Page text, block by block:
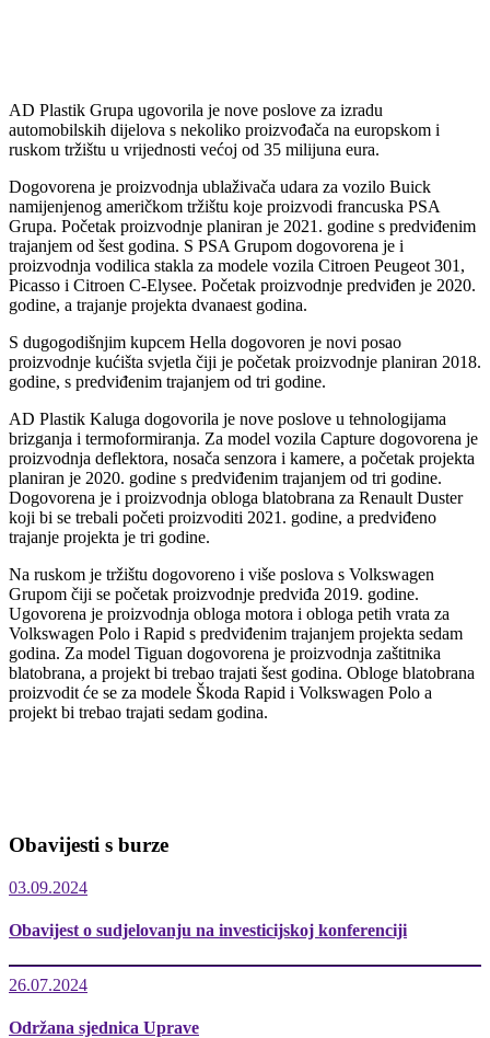
AD Plastik Grupa ugovorila je nove poslove za izradu
automobilskih dijelova s nekoliko proizvođača na europskom i
ruskom tržištu u vrijednosti većoj od 35 milijuna eura.
Dogovorena je proizvodnja ublaživača udara za vozilo Buick
namijenjenog američkom tržištu koje proizvodi francuska PSA
Grupa. Početak proizvodnje planiran je 2021. godine s predviđenim
trajanjem od šest godina. S PSA Grupom dogovorena je i
proizvodnja vodilica stakla za modele vozila Citroen Peugeot 301,
Picasso i Citroen C-Elysee. Početak proizvodnje predviđen je 2020.
godine, a trajanje projekta dvanaest godina.
S dugogodišnjim kupcem Hella dogovoren je novi posao
proizvodnje kućišta svjetla čiji je početak proizvodnje planiran 2018.
godine, s predviđenim trajanjem od tri godine.
AD Plastik Kaluga dogovorila je nove poslove u tehnologijama
brizganja i termoformiranja. Za model vozila Capture dogovorena je
proizvodnja deflektora, nosača senzora i kamere, a početak projekta
planiran je 2020. godine s predviđenim trajanjem od tri godine.
Dogovorena je i proizvodnja obloga blatobrana za Renault Duster
koji bi se trebali početi proizvoditi 2021. godine, a predviđeno
trajanje projekta je tri godine.
Na ruskom je tržištu dogovoreno i više poslova s Volkswagen
Grupom čiji se početak proizvodnje predviđa 2019. godine.
Ugovorena je proizvodnja obloga motora i obloga petih vrata za
Volkswagen Polo i Rapid s predviđenim trajanjem projekta sedam
godina. Za model Tiguan dogovorena je proizvodnja zaštitnika
blatobrana, a projekt bi trebao trajati šest godina. Obloge blatobrana
proizvodit će se za modele Škoda Rapid i Volkswagen Polo a
projekt bi trebao trajati sedam godina.
Obavijesti s burze
03.09.2024
Obavijest o sudjelovanju na investicijskoj konferenciji
26.07.2024
Održana sjednica Uprave